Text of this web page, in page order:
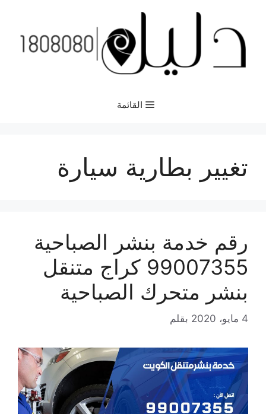
المحتوى
القائمة
تغيير بطارية سيارة
رقم خدمة بنشر الصباحية
99007355 كراج متنقل
بنشر متحرك الصباحية
4 مايو، 2020 بقلم